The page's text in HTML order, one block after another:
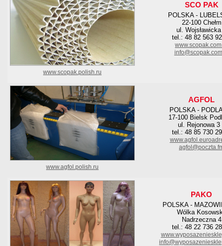
SCO PAK
POLSKA -
22-100 Chełm
ul.
tel.: 48 82 563
www.scopak.polish.ru
AGFOL
POLSKA -
17-100 Bielsk
ul. Rejonowa 3
tel.: 48 85 730
www.agfol.polish.ru
PAKO
POLSKA -
Wólka
Nadrzeczna 4
tel.: 48 22 736